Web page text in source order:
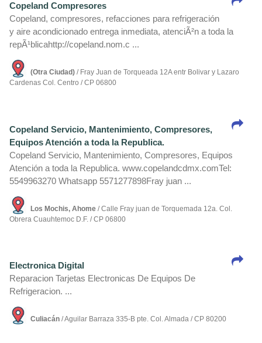
Copeland Compresores
Copeland, compresores, refacciones para refrigeración
y aire acondicionado entrega inmediata, atenciÃ²n a toda la
repÃ¹blicahttp://copeland.nom.c ...
(Otra Ciudad) / Fray Juan de Torqueada 12A entr Bolivar y Lazaro
Cardenas Col. Centro / CP 06800
Copeland Servicio, Mantenimiento, Compresores,
Equipos Atención a toda la Republica.
Copeland Servicio, Mantenimiento, Compresores, Equipos
Atención a toda la Republica. www.copelandcdmx.comTel:
5549963270 Whatsapp 5571277898Fray juan ...
Los Mochis, Ahome / Calle Fray juan de Torquemada 12a. Col.
Obrera Cuauhtemoc D.F. / CP 06800
Electronica Digital
Reparacion Tarjetas Electronicas De Equipos De
Refrigeracion. ...
Culiacán / Aguilar Barraza 335-B pte. Col. Almada / CP 80200